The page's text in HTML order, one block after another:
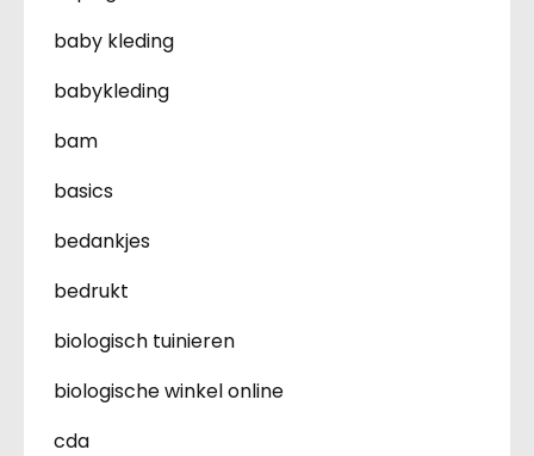
baby kleding
babykleding
bam
basics
bedankjes
bedrukt
biologisch tuinieren
biologische winkel online
cda